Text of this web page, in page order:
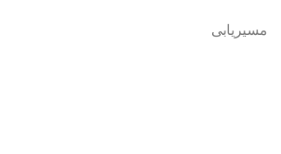
مسیریابی